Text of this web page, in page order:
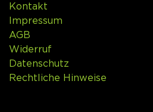
Kontakt
Impressum
AGB
Widerruf
Datenschutz
Rechtliche Hinweise